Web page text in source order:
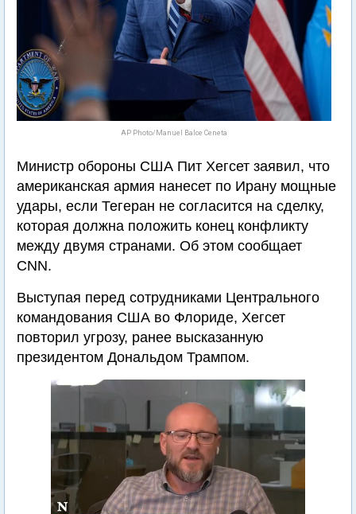
AP Photo/Manuel Balce Ceneta
Министр обороны США Пит Хегсет заявил, что
американская армия нанесет по Ирану мощные
удары, если Тегеран не согласится на сделку,
которая должна положить конец конфликту
между двумя странами. Об этом сообщает
CNN.
Выступая перед сотрудниками Центрального
командования США во Флориде, Хегсет
повторил угрозу, ранее высказанную
президентом Дональдом Трампом.